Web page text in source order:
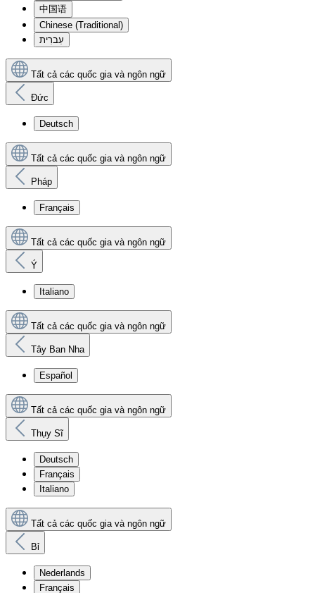
中国语
Chinese (Traditional)
עִברִית
Tất cả các quốc gia và ngôn ngữ
Đức
Deutsch
Tất cả các quốc gia và ngôn ngữ
Pháp
Français
Tất cả các quốc gia và ngôn ngữ
Ý
Italiano
Tất cả các quốc gia và ngôn ngữ
Tây Ban Nha
Español
Tất cả các quốc gia và ngôn ngữ
Thụy Sĩ
Deutsch
Français
Italiano
Tất cả các quốc gia và ngôn ngữ
Bỉ
Nederlands
Français